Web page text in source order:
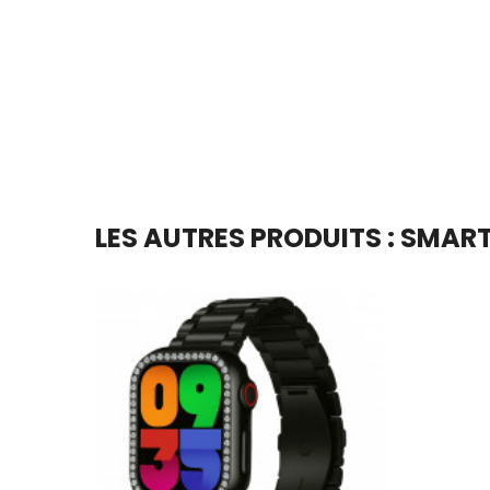
LES AUTRES PRODUITS :